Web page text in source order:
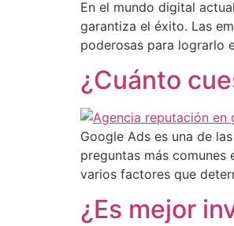
En el mundo digital
garantiza el éxito. Las
poderosas para lograrlo
¿Cuánto
Google Ads es una de
preguntas más comunes
varios factores que
¿Es mejor